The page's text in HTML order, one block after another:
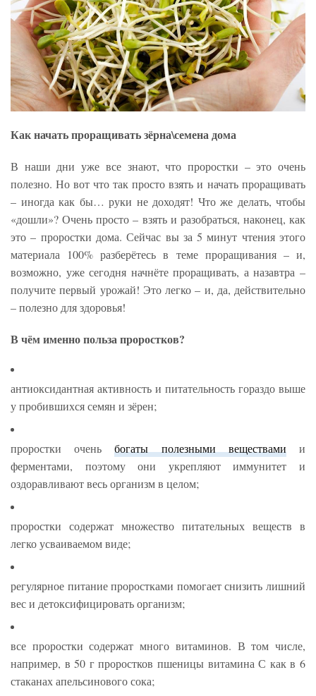
Как начать проращивать зёрна\семена дома
В наши дни уже все знают, что проростки – это очень
полезно. Но вот что так просто взять и начать проращивать
– иногда как бы… руки не доходят! Что же делать, чтобы
«дошли»? Очень просто – взять и разобраться, наконец, как
это – проростки дома. Сейчас вы за 5 минут чтения этого
материала 100% разберётесь в теме проращивания – и,
возможно, уже сегодня начнёте проращивать, а назавтра –
получите первый урожай! Это легко – и, да, действительно
– полезно для здоровья!
В чём именно польза проростков?
антиоксидантная активность и питательность гораздо выше
у пробившихся семян и зёрен;
проростки оченьбогаты полезными веществами и
ферментами, поэтому они укрепляют иммунитет и
оздоравливают весь организм в целом;
проростки содержат множество питательных веществ в
легко усваиваемом виде;
регулярное питание проростками помогает снизить лишний
вес и детоксифицировать организм;
все проростки содержат много витаминов. В том числе,
например, в 50 г проростков пшеницы витамина С как в 6
стаканах апельсинового сока;